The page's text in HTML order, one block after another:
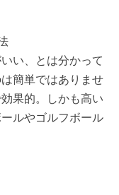
い、とは分かって
簡単ではありませ
果的。しかも高い
ルやゴルフボール